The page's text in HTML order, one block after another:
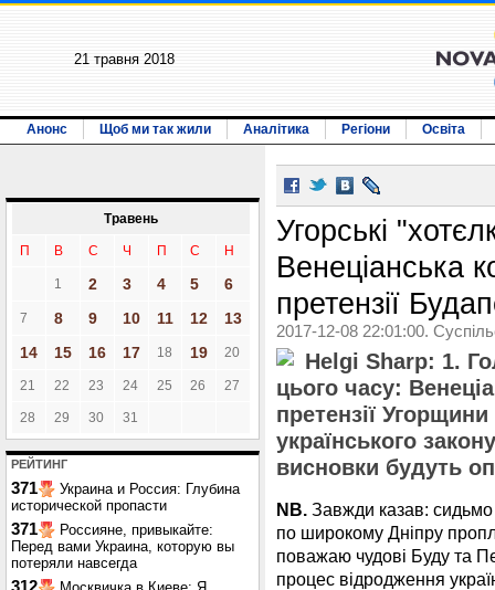
21 травня 2018
Анонс Щоб ми так жили Аналітика Регіони Освіта
Травень
П В С Ч П С Н
1 2 3 4 5 6
7 8 9 10 11 12
13
14
15 16 17 18 19 20
21 22 23 24 25 26 27
28 29 30 31
РЕЙТИНГ
371
Украина и Россия: Глубина
исторической пропасти
371
Россияне, привыкайте:
Перед вами Украина, которую вы
потеряли навсегда
Угорські
Венеціанська
претензії
2017-12-08 22:01:00.
Helgi Sharp: 1.
цього часу:
претензії
українського
висновки будуть
NB. Завжди казав: сидьмо
по широкому Дніпру
поважаю чудові Буду та
процес відродження